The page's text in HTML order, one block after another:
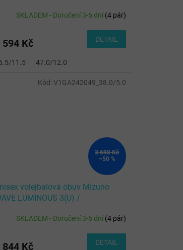
42.5/8.5 43.0/9.0
47.0/12.0
SKLADEM - Doručení 3-6 dní(4 pár)
594 Kč DETAIL
11.5 47.0/12.0
3 690 Kč
–50 %
volejbalová obuv Mizuno
LUMINOUS 3(U) /
SKLADEM - Doručení 3-6 dní(4 pár)
844 Kč DETAIL
Kód: V1GA242049_38.0/5.0